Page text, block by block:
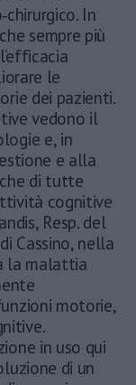
In
sempre più
le
dei pazienti.
vedono il
e, in
e alla
di tutte
cognitive
Resp. del
Cassino, nella
la malattia
motorie,
in uso qui
di un